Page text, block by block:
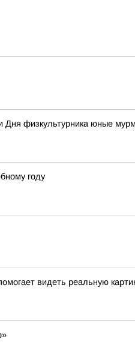
физкультурника юные
году
видеть реальную